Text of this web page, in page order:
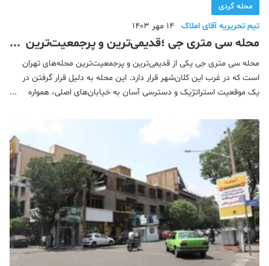
محله گردی
تیم تحریریه آقای املاک 14 مهر 1403
محله سی متری جی ؛قدیمی‌ترین و پرجمعیت‌ترین
محله‌های تهران
محله سی متری جی یکی از قدیمی‌ترین و پرجمعیت‌ترین محله‌های تهران
است که در غرب این کلان‌شهر قرار دارد. این محله به دلیل قرار گرفتن در
یک موقعیت استراتژیک و دسترسی آسان به خیابان‌های اصلی، همواره
است. خیابان ج